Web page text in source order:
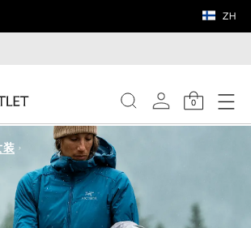
ZH
0
装